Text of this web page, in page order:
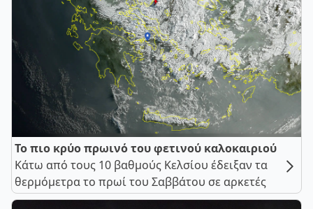
Το πιο κρύο πρωινό του φετινού καλοκαιριού
Κάτω από τους 10 βαθμούς Κελσίου έδειξαν τα
θερμόμετρα το πρωί του Σαββάτου σε αρκετές